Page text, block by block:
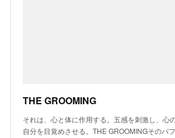
THE GROOMING
それは、心と体に作用する。五感を刺激し、心
自分を目覚めさせる。THE GROOMINGそのパ